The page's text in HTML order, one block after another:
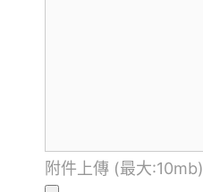
附件上傳 (最大:10mb)